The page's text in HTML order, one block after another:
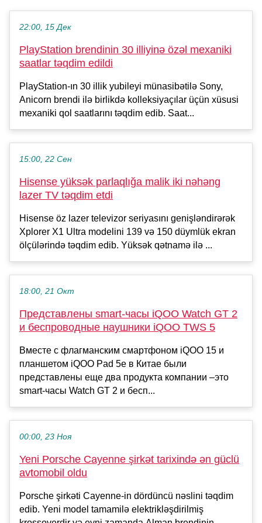
22:00, 15 Дек
PlayStation brendinin 30 illiyinə özəl mexaniki
saatlar təqdim edildi
PlayStation-ın 30 illik yubileyi münasibətilə Sony,
Anicorn brendi ilə birlikdə kolleksiyaçılar üçün xüsusi
mexaniki qol saatlarını təqdim edib. Saat...
15:00, 22 Сен
Hisense yüksək parlaqlığa malik iki nəhəng
lazer TV təqdim etdi
Hisense öz lazer televizor seriyasını genişləndirərək
Xplorer X1 Ultra modelini 139 və 150 düymlük ekran
ölçülərində təqdim edib. Yüksək qətnamə ilə ...
18:00, 21 Окт
Представлены smart-часы iQOO Watch GT 2
и беспроводные наушники iQOO TWS 5
Вместе с флагманским смартфоном iQOO 15 и
планшетом iQOO Pad 5e в Китае были
представлены еще два продукта компании –это
smart-часы Watch GT 2 и бесп...
00:00, 23 Ноя
Yeni Porsche Cayenne şirkət tarixində ən güclü
avtomobil oldu
Porsche şirkəti Cayenne-in dördüncü nəslini təqdim
edib. Yeni model tamamilə elektrikləşdirilmiş